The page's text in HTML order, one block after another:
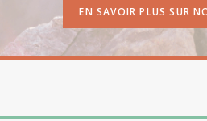
EN SAVOIR PLUS SUR